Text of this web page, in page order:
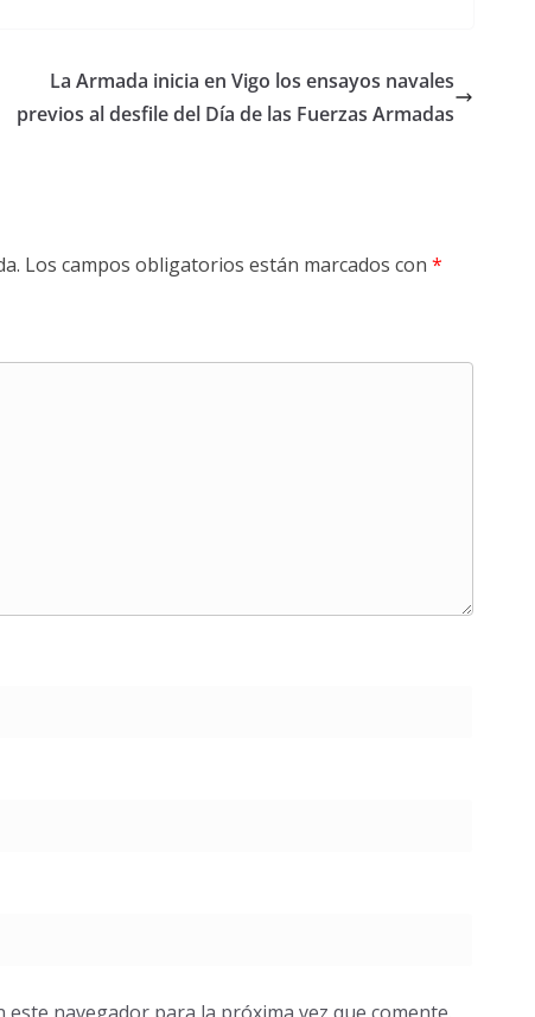
La Armada inicia en Vigo los ensayos navales
previos al desfile del Día de las Fuerzas Armadas
Los campos obligatorios están marcados con *